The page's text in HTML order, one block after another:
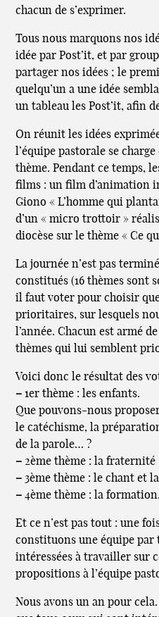
chacun de s’exprimer.
Tous nous marquons nos
idée par Post’it, et par
partager nos idées ; le
quelqu’un a une idée
un tableau les Post’it, afin
On réunit les idées
l’équipe pastorale se
thème. Pendant ce temps,
films : un film d’animation
Giono « L’homme qui
d’un « micro trottoir »
diocèse sur le thème « Ce
La journée n’est pas
constitués (16 thèmes sont
il faut voter pour choisir
prioritaires, sur lesquels
l’année. Chacun est armé
thèmes qui lui semblent
Voici donc le résultat des
– 1er thème : les enfants.
Que pouvons-nous
le catéchisme, la
de la parole… ?
– 2ème thème : la fraternité
– 3ème thème : le chant et
– 4ème thème : la formation.
Et ce n’est pas tout : une
constituons une équipe par
intéressées à travailler sur
propositions à l’équipe
Nous avons un an pour